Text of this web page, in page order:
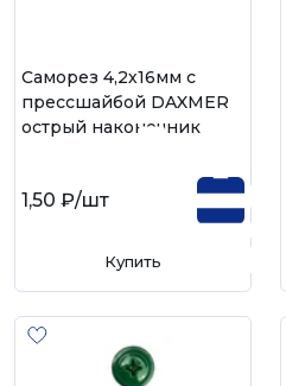
Саморез 4,2х16мм с
прессшайбой DAXMER
острый наконечник
1,50 ₽/шт
Купить